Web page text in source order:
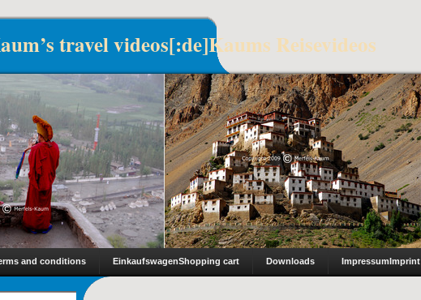
travel videos[:de]Kaums Reisevideos
and conditions EinkaufswagenShopping cart Downloads ImpressumImprint